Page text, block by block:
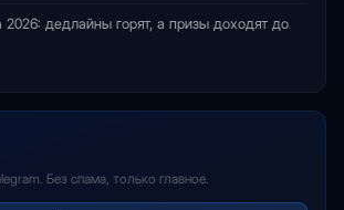
2026: дедлайны горят, а призы доходят до
Без спама, только главное.